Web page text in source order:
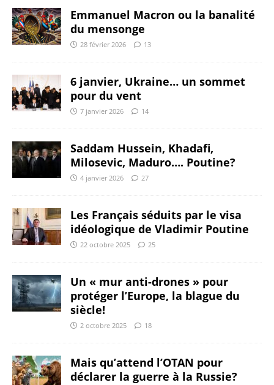
Emmanuel Macron ou la banalité
du mensonge
28 février 2026 13
6 janvier, Ukraine… un sommet
pour du vent
7 janvier 2026 14
Saddam Hussein, Khadafi,
Milosevic, Maduro…. Poutine?
4 janvier 2026 27
Les Français séduits par le visa
idéologique de Vladimir Poutine
22 octobre 2025 25
Un « mur anti-drones » pour
protéger l’Europe, la blague du
siècle!
2 octobre 2025 18
Mais qu’attend l’OTAN pour
déclarer la guerre à la Russie?